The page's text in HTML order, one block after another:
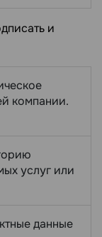
и
компании.
услуг или
данные